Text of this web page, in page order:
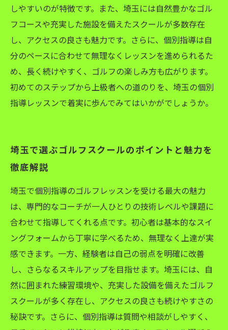
しやすいのが特徴です。また、埼玉には自然豊かなゴル
フコースや充実した施設を備えたスクールが多数存在
し、アクセスの良さも魅力です。さらに、個別指導は自
分のペースに合わせて無理なくレッスンを進められるた
め、長く続けやすく、ゴルフの楽しみ方も広がります。
初めてのステップから上級者への道のりを、埼玉の個別
指導レッスンで着実に歩んでみてはいかがでしょうか。
埼玉で選ぶゴルフスクールのポイントと魅力を
徹底解説
埼玉で個別指導のゴルフレッスンを受ける最大の魅力
は、専門的なコーチが一人ひとりの技術レベルや課題に
合わせて指導してくれる点です。初心者は基本的なスイ
ングフォームから丁寧に学べるため、無理なく上達が実
感できます。一方、経験者は自己の弱点を明確に改善
し、さらなるスキルアップを目指せます。埼玉には、自
然に囲まれた練習環境や、充実した設備を備えたゴルフ
スクールが多く存在し、アクセスの良さも続けやすさの
秘訣です。さらに、個別指導は質問や相談がしやすく、